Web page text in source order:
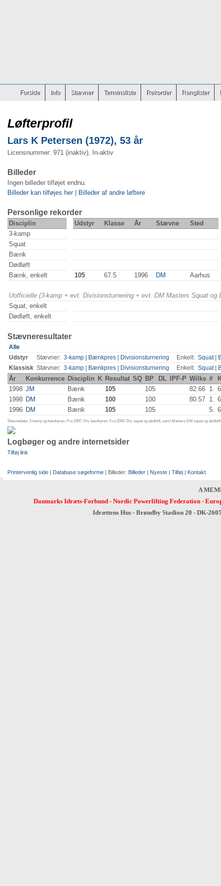
Forside Info Stævner Terminsliste Rekorder Ranglister
Løfterprofil
Lars K Petersen (1972), 53 år
Licensnummer: 971 (inaktiv), In-aktiv
Billeder
Ingen billeder tilføjet endnu.
Billeder kan tilføjes her| Billeder af andre løftere
Personlige rekorder
Disciplin Udstyr Klasse År Stævne
Sted
3-kamp
Squat
Bænk
Dødløft
Bænk, enkelt
105 67.5 1996 DM Aarhus
Uofficielle (3-kamp + evt. Divisionsturnering + evt. DM Masters Squat
Squat, enkelt
Dødløft, enkelt
Stævneresultater
Alle
Udstyr
Stævner: 3-kamp Bænkpres Divisionsturnering Enkelt: Squat|
Klassisk Stævner: 3-kamp Bænkpres Divisionsturnering Enkelt: Squat|
År Konkurrence Disciplin K Resultat SQ BP DL IPF-P Wilks #
1998 JM Bænk 105 105 82.66 1.
1998 DM Bænk 100 100 80.57 1.
1996 DM Bænk 105 105 5.
Stævnedata: 3-kamp og bænkpres: Fra 1997. Div. bænkpres: Fra 2000. Div. squat og dødløft, samt Masters DM squat og
Logbøger og andre internetsider
Tilføj link
Printervenlig side | Database søgeforme | Billeder: Billeder | Nyeste | Tilføj | Kontakt
A
Danmarks Idræts-Forbund- Nordic Powerlifting Federation-
Idrættens Hus - Brøndby Stadion 20 - DK-